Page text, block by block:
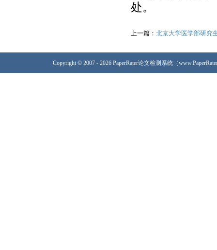
处。
上一篇： 北京大学医学部研究
Copyright © 2007 - 2026 PaperRater论文检测系统（